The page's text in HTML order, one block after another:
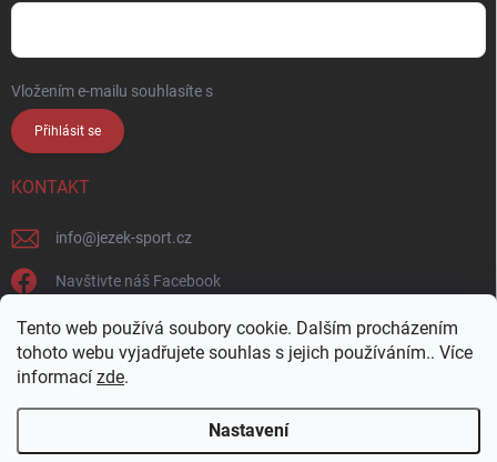
Tento web používá soubory cookie. Dalším procházením
tohoto webu vyjadřujete souhlas s jejich používáním.. Více
informací zde.
Nastavení
Vložením e-mailu souhlasíte s
Přihlásit se
KONTAKT
info@jezek-sport.cz
Navštivte náš Facebook
jezek_sport_np/